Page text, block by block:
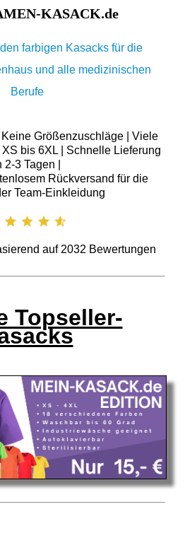
KASACK.de
farbigen Kasacks für die
und alle medizinischen
Berufe
Größenzuschläge | Viele
bis 6XL | Schnelle Lieferung
2-3 Tagen |
Rückversand für die
Team-Einkleidung
auf 2032 Bewertungen
Topseller-